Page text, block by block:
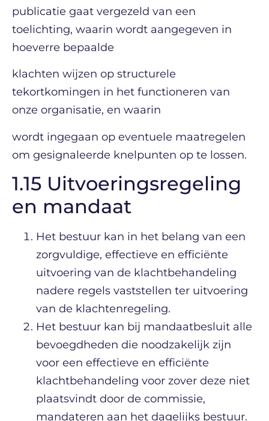
publicatie gaat vergezeld van een
toelichting, waarin wordt aangegeven in
hoeverre bepaalde
klachten wijzen op structurele
tekortkomingen in het functioneren van
onze organisatie, en waarin
wordt ingegaan op eventuele maatregelen
om gesignaleerde knelpunten op te lossen.
1.15 Uitvoeringsregeling
en mandaat
Het bestuur kan in het belang van een
zorgvuldige, effectieve en efficiënte
uitvoering van de klachtbehandeling
nadere regels vaststellen ter uitvoering
van de klachtenregeling.
Het bestuur kan bij mandaatbesluit alle
bevoegdheden die noodzakelijk zijn
voor een effectieve en efficiënte
klachtbehandeling voor zover deze niet
plaatsvindt door de commissie,
mandateren aan het dagelijks bestuur.